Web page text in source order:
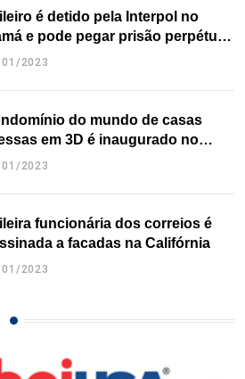
é detido pela Interpol no
e pode pegar prisão perpétua
2023
do mundo de casas
em 3D é inaugurado no
2023
funcionária dos correios é
a facadas na Califórnia
2023